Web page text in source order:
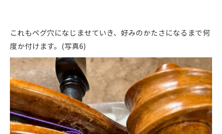
これもペグ穴になじませていき、好みのかたさになるまで何
度か付けます。(写真6)